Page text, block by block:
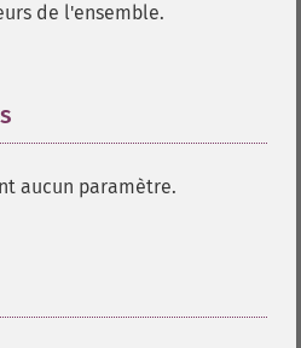
de l'ensemble.
aucun paramètre.